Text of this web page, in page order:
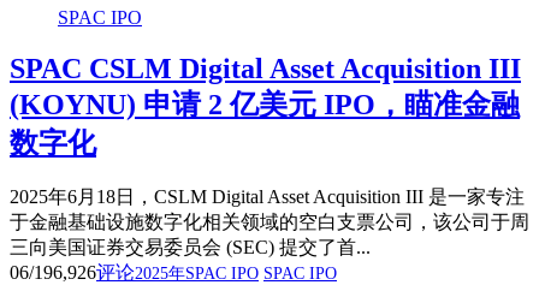
SPAC IPO
SPAC CSLM Digital Asset Acquisition III
(KOYNU) 申请 2 亿美元 IPO，瞄准金融
数字化
2025年6月18日，CSLM Digital Asset Acquisition III 是一家专注
于金融基础设施数字化相关领域的空白支票公司，该公司于周
三向美国证券交易委员会 (SEC) 提交了首...
06/196,926评论2025年SPAC IPO SPAC IPO